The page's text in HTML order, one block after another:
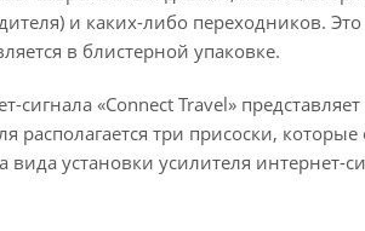
и каких-либо переходников.
в блистерной упаковке.
сигнала «Connect Travel»
располагается три присоски,
вида установки усилителя